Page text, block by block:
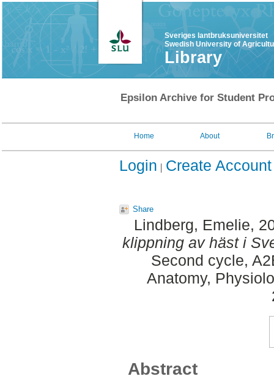
Sveriges lantbruksuniversitet
Swedish University of
Library
Epsilon Archive for Student
Home About
Login Create Account
Share
Lindberg, Emelie,
klippning av häst i
Second cycle,
Anatomy,
Abstract